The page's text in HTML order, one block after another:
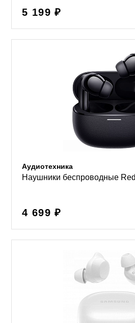
5 199 ₽
Аудиотехника
Наушники беспроводные
4 699 ₽